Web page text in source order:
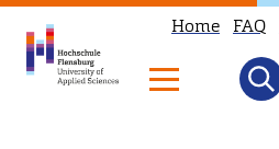
Home FAQ